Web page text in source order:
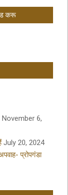
करू
November 6,
July 20, 2024
प्रोपगंडा